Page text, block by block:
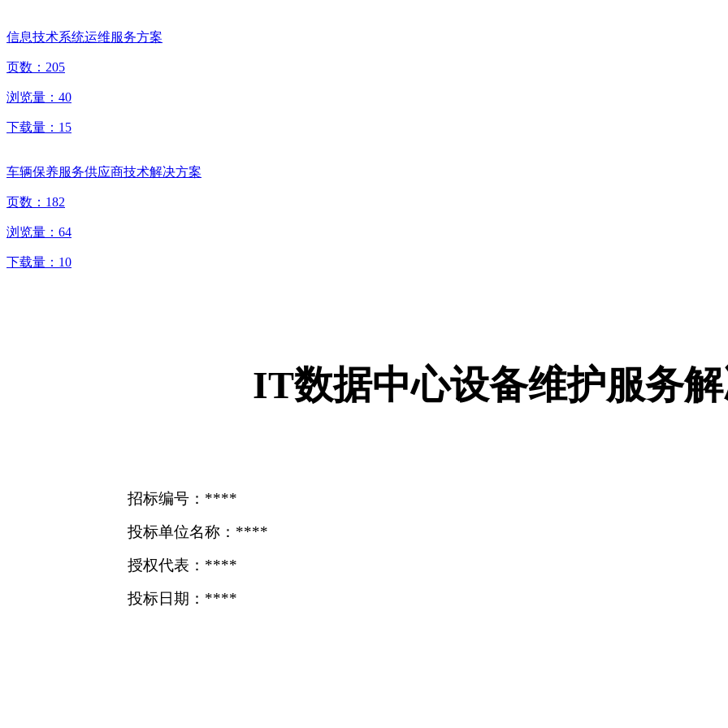
信息技术系统运维服务方案
页数： 205
浏览量： 40
下载量： 15
车辆保养服务供应商技术解决方案
页数： 182
浏览量： 64
下载量： 10
IT数据中心设备维护服务
招标编号：****
投标单位名称：****
授权代表：****
投标日期：****